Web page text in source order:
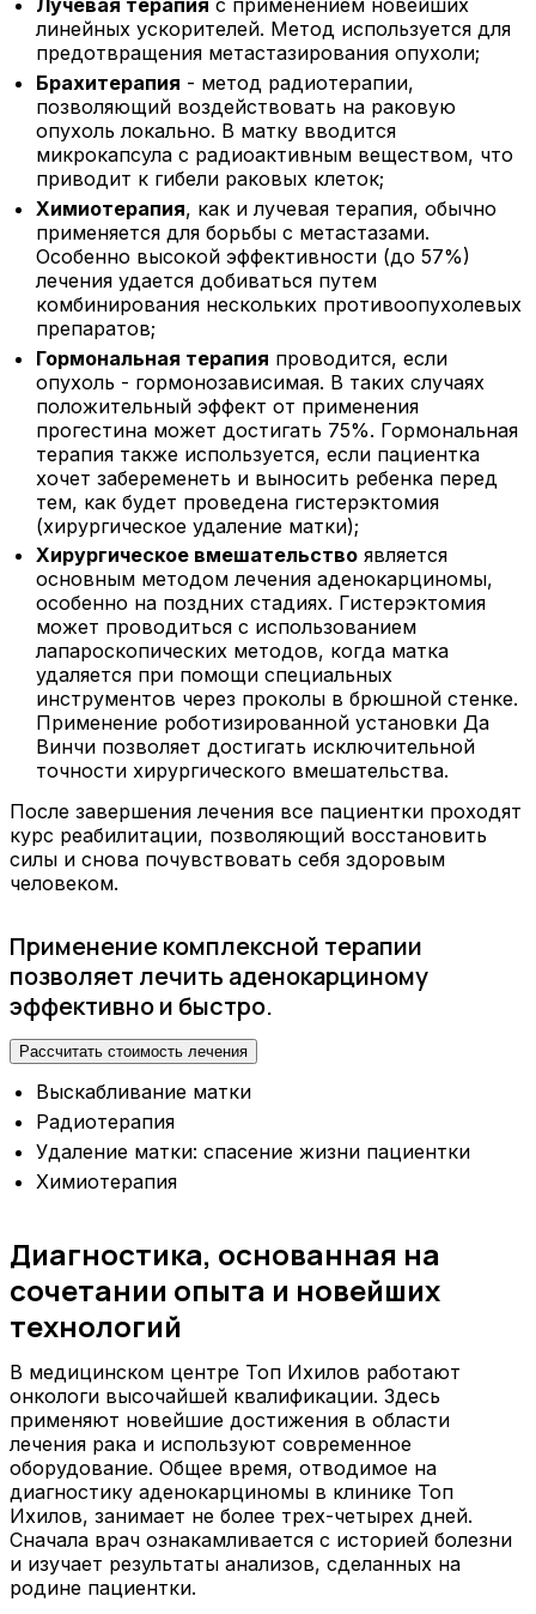
Лучевая терапия с применением новейших
линейных ускорителей. Метод используется для
предотвращения метастазирования опухоли;
Брахитерапия - метод радиотерапии,
позволяющий воздействовать на раковую
опухоль локально. В матку вводится
микрокапсула с радиоактивным веществом, что
приводит к гибели раковых клеток;
Химиотерапия, как и лучевая терапия, обычно
применяется для борьбы с метастазами.
Особенно высокой эффективности (до 57%)
лечения удается добиваться путем
комбинирования нескольких противоопухолевых
препаратов;
Гормональная терапия проводится, если
опухоль - гормонозависимая. В таких случаях
положительный эффект от применения
прогестина может достигать 75%. Гормональная
терапия также используется, если пациентка
хочет забеременеть и выносить ребенка перед
тем, как будет проведена гистерэктомия
(хирургическое удаление матки);
Хирургическое вмешательство является
основным методом лечения аденокарциномы,
особенно на поздних стадиях. Гистерэктомия
может проводиться с использованием
лапароскопических методов, когда матка
удаляется при помощи специальных
инструментов через проколы в брюшной стенке.
Применение роботизированной установки Да
Винчи позволяет достигать исключительной
точности хирургического вмешательства.
После завершения лечения все пациентки проходят
курс реабилитации, позволяющий восстановить
силы и снова почувствовать себя здоровым
человеком.
Применение комплексной терапии
позволяет лечить аденокарциному
эффективно и быстро.
Рассчитать стоимость лечения
Выскабливание матки
Радиотерапия
Удаление матки: спасение жизни пациентки
Химиотерапия
Диагностика, основанная на
сочетании опыта и новейших
технологий
В медицинском центре Топ Ихилов работают
онкологи высочайшей квалификации. Здесь
применяют новейшие достижения в области
лечения рака и используют современное
оборудование. Общее время, отводимое на
диагностику аденокарциномы в клинике Топ
Ихилов, занимает не более трех-четырех дней.
Сначала врач ознакамливается с историей болезни
и изучает результаты анализов, сделанных на
родине пациентки.